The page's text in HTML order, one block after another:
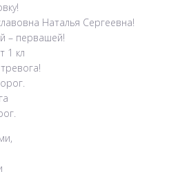
Наталья Сергеевна!
– первашей!
1 кл